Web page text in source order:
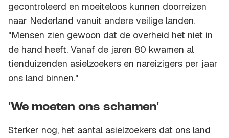
gecontroleerd en moeiteloos kunnen doorreizen
naar Nederland vanuit andere veilige landen.
"Mensen zien gewoon dat de overheid het niet in
de hand heeft. Vanaf de jaren 80 kwamen al
tienduizenden asielzoekers en nareizigers per jaar
ons land binnen."
'We moeten ons schamen'
Sterker nog, het aantal asielzoekers dat ons land